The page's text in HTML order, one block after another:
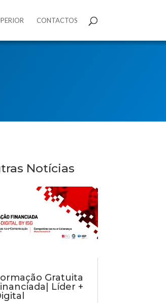
CONTACTOS
Notícias
Gratuita
Líder +